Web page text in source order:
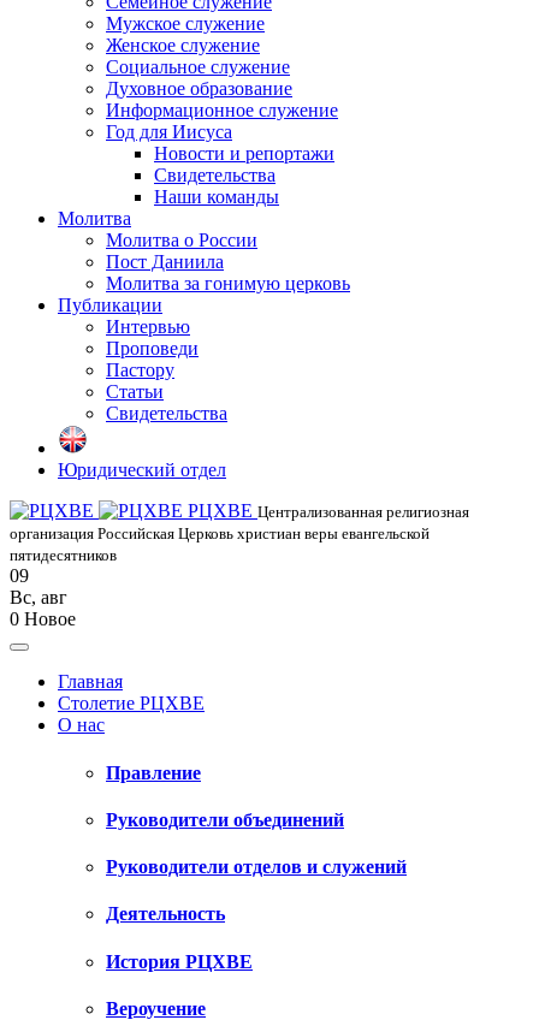
Мужское служение
Женское служение
Социальное служение
Духовное образование
Информационное служение
Год для Иисуса
Новости и репортажи
Свидетельства
Наши команды
Молитва
Молитва о России
Пост Даниила
Молитва за гонимую церковь
Публикации
Интервью
Проповеди
Пастору
Статьи
Свидетельства
Юридический отдел
РЦХВЕ Централизованная религиозная
организация Российская Церковь христиан веры евангельской
пятидесятников
09
Вс, авг
0 Новое
Главная
Столетие РЦХВЕ
О нас
Правление
Руководители объединений
Руководители отделов и служений
Деятельность
История РЦХВЕ
Вероучение